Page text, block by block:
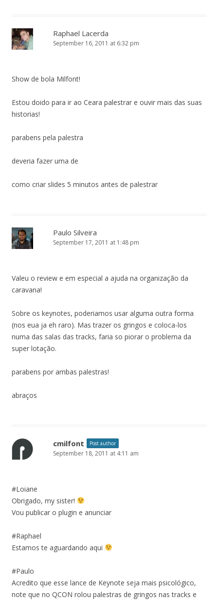
Raphael Lacerda
September 16, 2011 at 6:32 pm
Show de bola Milfont!
Estou doido para ir ao Ceara palestrar e ouvir mais das suas
historias!
parabens pela palestra
deveria fazer uma de
como criar slides 5 minutos antes de palestrar
Paulo Silveira
September 17, 2011 at 1:48 pm
Valeu o review e em especial a ajuda na organização da
caravana!
Sobre os keynotes, poderiamos usar alguma outra forma
(nos eua ja eh raro). Mas trazer os gringos e coloca-los
numa das salas das tracks, faria so piorar o problema da
super lotação.
parabens por ambas palestras!
abraços
cmilfont Post author
September 18, 2011 at 4:11 am
#Loiane
Obrigado, my sister!
Vou publicar o plugin e anunciar
#Raphael
Estamos te aguardando aqui
#Paulo
Acredito que esse lance de Keynote seja mais psicológico,
note que no QCON rolou palestras de gringos nas tracks e